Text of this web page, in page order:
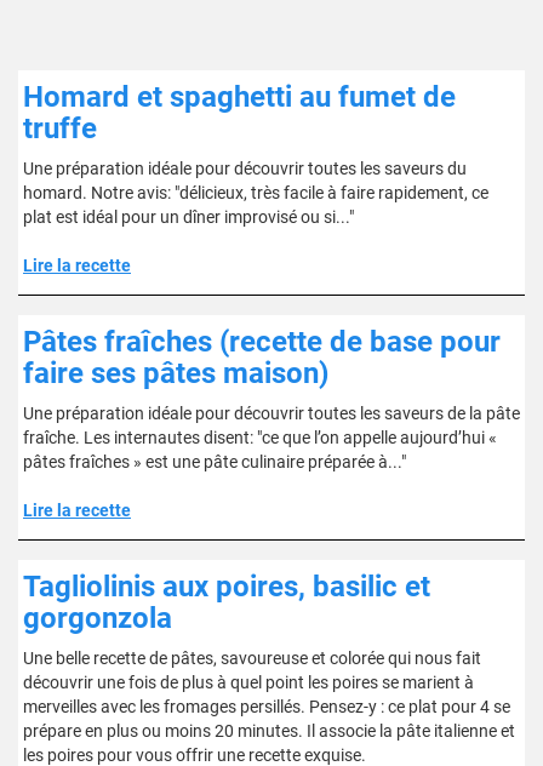
Homard et spaghetti au fumet de
truffe
Une préparation idéale pour découvrir toutes les saveurs du
homard. Notre avis: "délicieux, très facile à faire rapidement, ce
plat est idéal pour un dîner improvisé ou si..."
Lire la recette
Pâtes fraîches (recette de base pour
faire ses pâtes maison)
Une préparation idéale pour découvrir toutes les saveurs de la pâte
fraîche. Les internautes disent: "ce que l’on appelle aujourd’hui «
pâtes fraîches » est une pâte culinaire préparée à..."
Lire la recette
Tagliolinis aux poires, basilic et
gorgonzola
Une belle recette de pâtes, savoureuse et colorée qui nous fait
découvrir une fois de plus à quel point les poires se marient à
merveilles avec les fromages persillés. Pensez-y : ce plat pour 4 se
prépare en plus ou moins 20 minutes. Il associe la pâte italienne et
les poires pour vous offrir une recette exquise.